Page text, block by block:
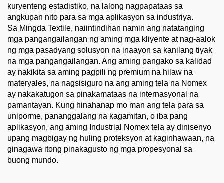
kuryenteng estadistiko, na lalong nagpapataas sa
angkupan nito para sa mga aplikasyon sa industriya.
Sa Mingda Textile, naiintindihan namin ang natatanging
mga pangangailangan ng aming mga kliyente at nag-aalok
ng mga pasadyang solusyon na inaayon sa kanilang tiyak
na mga pangangailangan. Ang aming pangako sa kalidad
ay nakikita sa aming pagpili ng premium na hilaw na
materyales, na nagsisiguro na ang aming tela na Nomex
ay nakakatugon sa pinakamataas na internasyonal na
pamantayan. Kung hinahanap mo man ang tela para sa
uniporme, pananggalang na kagamitan, o iba pang
aplikasyon, ang aming Industrial Nomex tela ay dinisenyo
upang magbigay ng huling proteksyon at kaginhawaan, na
ginagawa itong pinakagusto ng mga propesyonal sa
buong mundo.